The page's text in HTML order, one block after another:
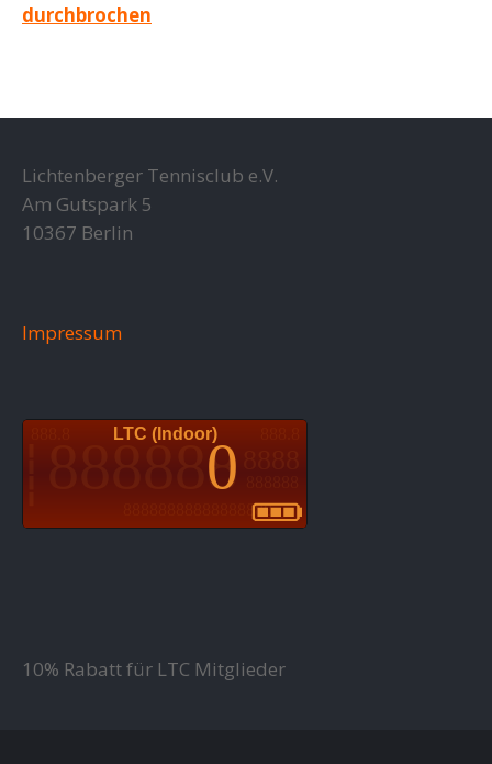
durchbrochen
Lichtenberger Tennisclub e.V.
Am Gutspark 5
10367 Berlin
Impressum
10% Rabatt für LTC Mitglieder